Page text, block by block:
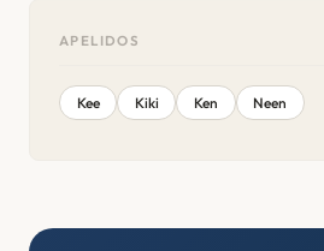
APELIDOS
Kee Kiki Ken Neen